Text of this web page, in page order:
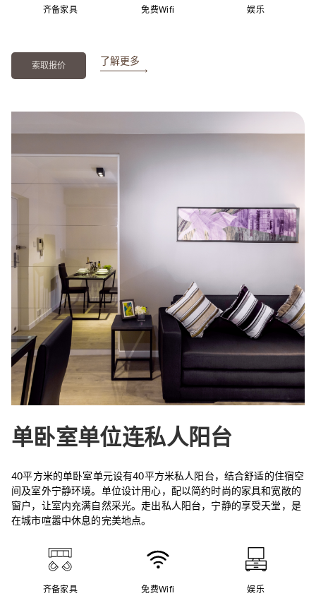
齐备家具 免费Wifi 娱乐
索取报价 了解更多
单卧室单位连私人阳台
40平方米的单卧室单元设有40平方米私人阳台，结合舒适的住宿空
间及室外宁静环境。单位设计用心，配以简约时尚的家具和宽敞的
窗户，让室内充满自然采光。走出私人阳台，宁静的享受天堂，是
在城市喧嚣中休息的完美地点。
齐备家具 免费Wifi 娱乐